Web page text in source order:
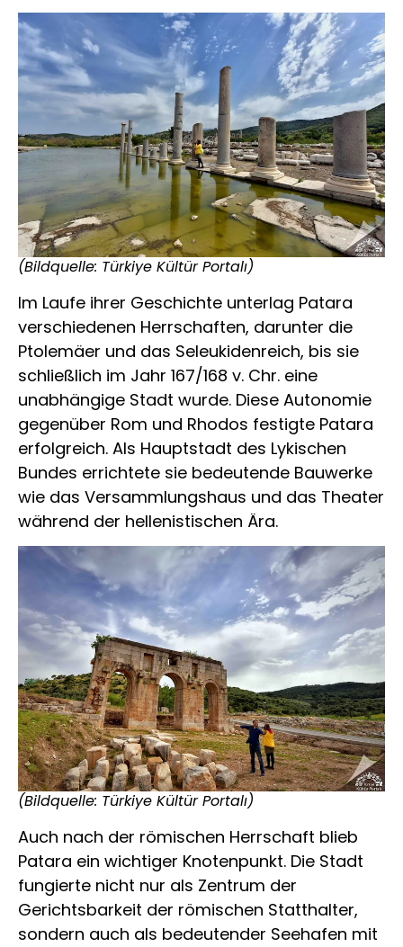
(Bildquelle: Türkiye Kültür Portalı)
Im Laufe ihrer Geschichte unterlag Patara
verschiedenen Herrschaften, darunter die
Ptolemäer und das Seleukidenreich, bis sie
schließlich im Jahr 167/168 v. Chr. eine
unabhängige Stadt wurde. Diese Autonomie
gegenüber Rom und Rhodos festigte Patara
erfolgreich. Als Hauptstadt des Lykischen
Bundes errichtete sie bedeutende Bauwerke
wie das Versammlungshaus und das Theater
während der hellenistischen Ära.
(Bildquelle: Türkiye Kültür Portalı)
Auch nach der römischen Herrschaft blieb
Patara ein wichtiger Knotenpunkt. Die Stadt
fungierte nicht nur als Zentrum der
Gerichtsbarkeit der römischen Statthalter,
sondern auch als bedeutender Seehafen mit